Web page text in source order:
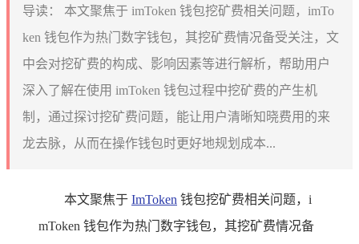
导读：
本文聚焦于 imToken 钱包挖矿费相关问题，imTo
ken 钱包作为热门数字钱包，其挖矿费情况备受关注，文
中会对挖矿费的构成、影响因素等进行解析，帮助用户
深入了解在使用 imToken 钱包过程中挖矿费的产生机
制，通过探讨挖矿费问题，能让用户清晰知晓费用的来
龙去脉，从而在操作钱包时更好地规划成本...
本文聚焦于 ImToken 钱包挖矿费相关问题，i
mToken 钱包作为热门数字钱包，其挖矿费情况备